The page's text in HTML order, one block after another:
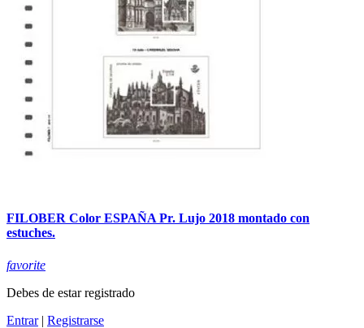
FILOBER Color ESPAÑA Pr. Lujo 2018 montado con
estuches.
favorite
Debes de estar registrado
Entrar| Registrarse